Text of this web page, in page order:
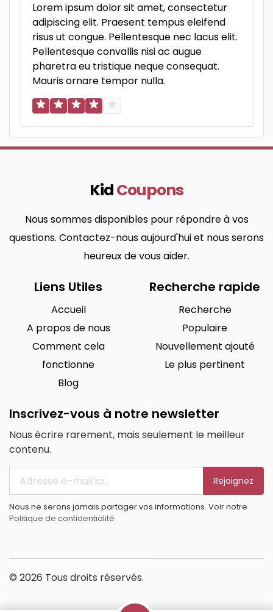
Lorem ipsum dolor sit amet, consectetur
adipiscing elit. Praesent tempus eleifend
risus ut congue. Pellentesque nec lacus elit.
Pellentesque convallis nisi ac augue
pharetra eu tristique neque consequat.
Mauris ornare tempor nulla.
KidCoupons
Nous sommes disponibles pour répondre à vos
questions. Contactez-nous aujourd'hui et nous serons
heureux de vous aider.
Liens Utiles
Accueil
A propos de nous
Comment cela
fonctionne
Blog
Recherche rapide
Recherche
Populaire
Nouvellement ajouté
Le plus pertinent
Inscrivez-vous à notre newsletter
Nous écrire rarement, mais seulement le meilleur
contenu.
Rejoignez
Nous ne serons jamais partager vos informations. Voir notre
Politique de confidentialité
© 2026 Tous droits réservés.